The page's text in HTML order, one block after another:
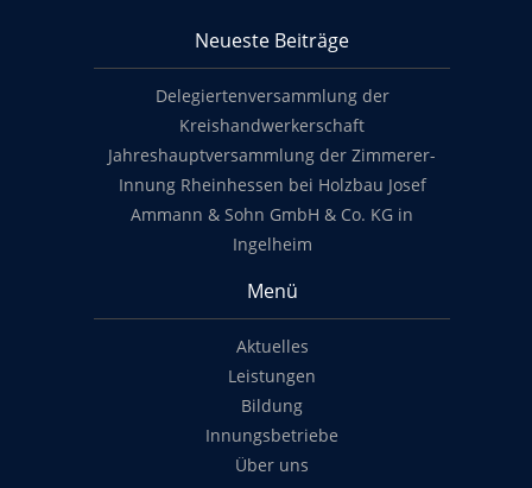
Neueste Beiträge
Delegiertenversammlung der
Kreishandwerkerschaft
Jahreshauptversammlung der Zimmerer-
Innung Rheinhessen bei Holzbau Josef
Ammann & Sohn GmbH & Co. KG in
Ingelheim
Menü
Aktuelles
Leistungen
Bildung
Innungsbetriebe
Über uns